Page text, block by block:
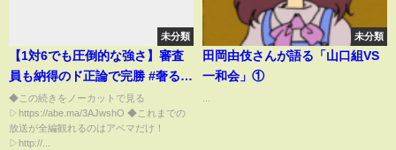
未分類
【1対6でも圧倒的な強さ】審査
員も納得のド正論で完勝 #奢る奢
らない論争 #デート #shorts
◆この続きをノーカットで見る
▷https://abe.ma/3AJwshO ◆これまでの
放送が全編観れるのはアベマだけ！
▷http://...
未分類
田岡由伎さんが語る「山口組VS
一和会」①